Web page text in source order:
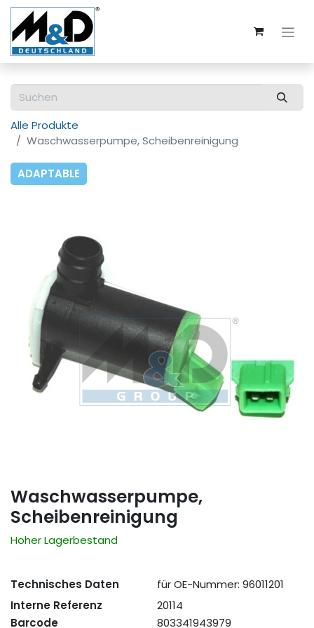
Alle Produkte
Waschwasserpumpe, Scheibenreinigung
ADAPTABLE
Waschwasserpumpe,
Scheibenreinigung
Hoher Lagerbestand
Technisches Daten
für OE-Nummer: 96011201
Interne Referenz
20114
Barcode
803341943979